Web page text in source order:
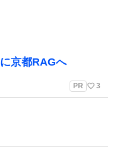
京都RAGへ
PR favorite_border 3